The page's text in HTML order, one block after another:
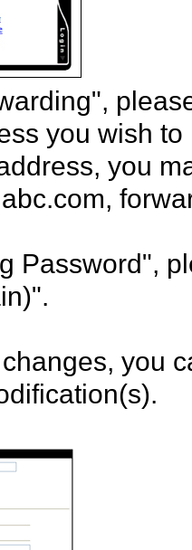
you wish
you
Password",
you